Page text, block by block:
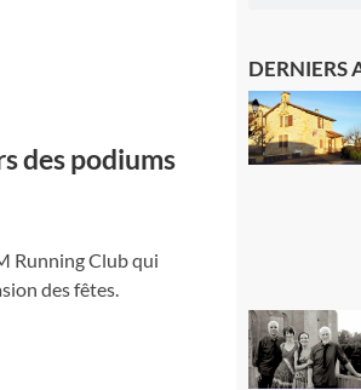
des podiums
Running Club qui
des fêtes.
DERNIERS